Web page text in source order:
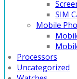
SIM
Mobile
Processors
Uncategorized